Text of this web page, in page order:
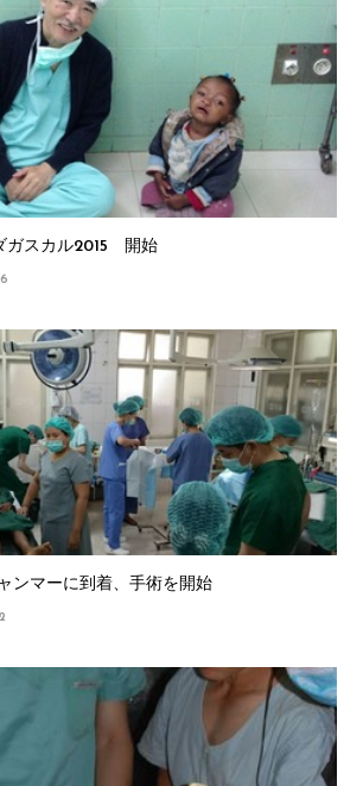
ガスカル2015 開始
ンマーに到着、手術を開始